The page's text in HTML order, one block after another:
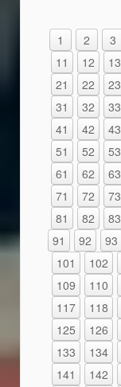
1 2 3
11
12 13
21
22 23
31
32 33
41
42 43
51
52 53
61
62 63
71
72 73
81
82 83
91
92 93
101
102
109
110
117
118
125
126
133
134
141
142